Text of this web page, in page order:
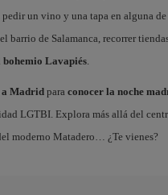
pedir un vino y una tapa en alguna de
barrio de Salamanca, recorrer
bohemio Lavapiés.
a Madridpara conocer la noche
LGTBI. Explora más allá del
moderno Matadero… ¿Te vienes?